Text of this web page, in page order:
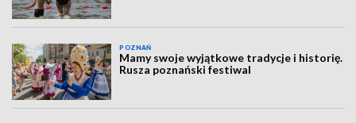
POZNAŃ
Mamy swoje wyjątkowe tradycje i historię.
Rusza poznański festiwal